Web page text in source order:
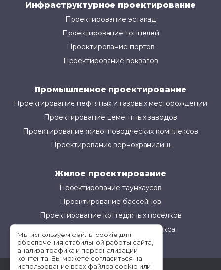
Инфраструктурное проектирование
Проектирование эстакад
Проектирование тоннелей
Проектирование портов
Проектирование вокзалов
Промышленное проектирование
Проектирование нефтяных и газовых месторождений
Проектирование цементных заводов
Проектирование животноводческих комплексов
Проектирование зернохранилищ
Жилое проектирование
Проектирование таунхаусов
Проектирование бассейнов
Проектирование коттеджных поселков
Проектирование жилого комплекса
Мы используем файлы cookie для
обеспечения стабильной работы сайта,
анализа трафика и персонализации
контента. Вы можете согласиться на
использование всех файлов cookie или